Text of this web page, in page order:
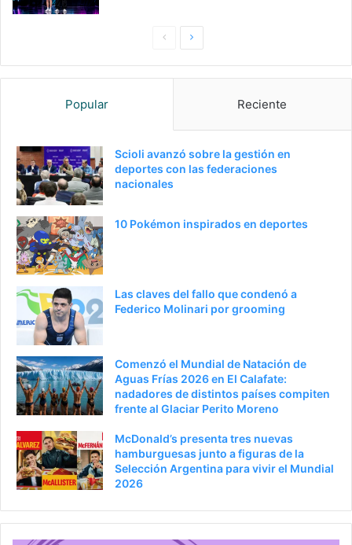
PaginaSiguiente
Popular Reciente
Scioli avanzó sobre la gestión en
deportes con las federaciones
nacionales
10 Pokémon inspirados en deportes
Las claves del fallo que condenó a
Federico Molinari por grooming
Comenzó el Mundial de Natación de
Aguas Frías 2026 en El Calafate:
nadadores de distintos países compiten
frente al Glaciar Perito Moreno
McDonald’s presenta tres nuevas
hamburguesas junto a figuras de la
Selección Argentina para vivir el Mundial
2026